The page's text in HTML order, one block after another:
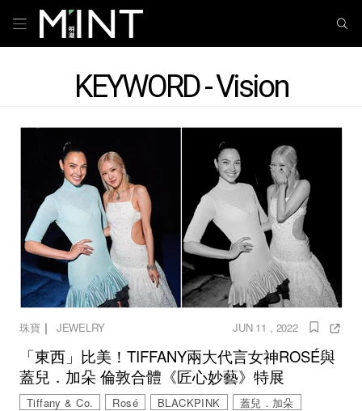
KEYWORD - Vision
珠寶｜ JEWELRY JUN 11 , 2022
「東西」比美！TIFFANY兩大代言女神ROSÉ與
蓋兒．加朵 倫敦合體《匠心妙藝》特展
Tiffany & Co. Rosé BLACKPINK
蓋兒．加朵